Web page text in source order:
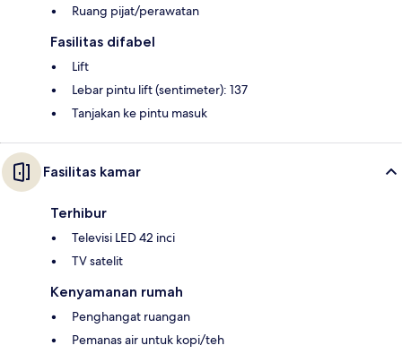
Ruang pijat/perawatan
Fasilitas difabel
Lift
Lebar pintu lift (sentimeter): 137
Tanjakan ke pintu masuk
Fasilitas kamar
Terhibur
Televisi LED 42 inci
TV satelit
Kenyamanan rumah
Penghangat ruangan
Pemanas air untuk kopi/teh